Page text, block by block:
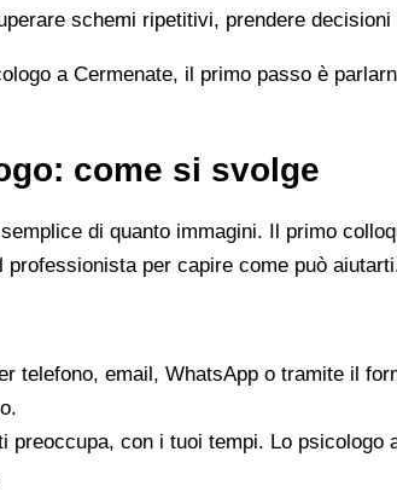
schemi ripetitivi, prendere decisioni
a Cermenate, il primo passo è
come si svolge
di quanto immagini. Il primo
per capire come può
telefono, email, WhatsApp o tramite il
con i tuoi tempi. Lo